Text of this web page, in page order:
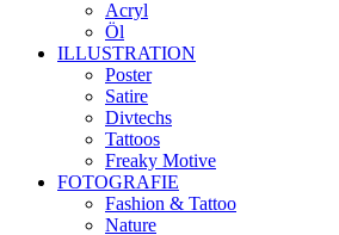
Acryl
Öl
ILLUSTRATION
Poster
Satire
Divtechs
Tattoos
Freaky Motive
FOTOGRAFIE
Fashion & Tattoo
Nature